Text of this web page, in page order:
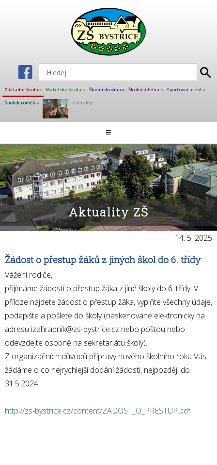
Základní škola » Mateřská škola » Školní družina » Školní jídelna » Sportovní areál »
Spolek rodičů » Kontakty
≡
Škola
Školní poradenské pracoviště
Učitelé základní školy
Projekty
Kalendář akcí
Organizace školního roku
Fotogalerie ZŠ
Aktuality ZŠ
14. 5. 2025
Žádost o přestup žáků z jiných škol do 6. třídy
Vážení rodiče,
přijímáme žádosti o přestup žáka z jiné školy do 6. třídy. V
příloze najdete žádost o přestup žáka, vyplňte všechny údaje,
podepište a pošlete do školy (naskenované elektronicky na
adresu izahradnik@zs-bystrice.cz nebo poštou nebo
odevzdejte osobně na sekretariátu školy).
Z organizačních důvodů přípravy nového školního roku Vás
žádáme o co nejrychlejší dodání žádosti, nejpozději do
31.5.2024.
http://zs-bystrice.cz/content/ZADOST_O_PRESTUP.pdf